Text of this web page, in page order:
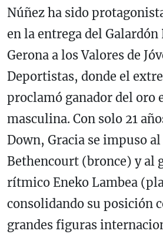
Núñez ha sido
en la entrega del Galardón
Gerona a los Valores de
Deportistas, donde el
proclamó ganador del oro
masculina. Con solo 21
Down, Gracia se impuso
Bethencourt (bronce) y al
rítmico Eneko Lambea
consolidando su posición
grandes figuras